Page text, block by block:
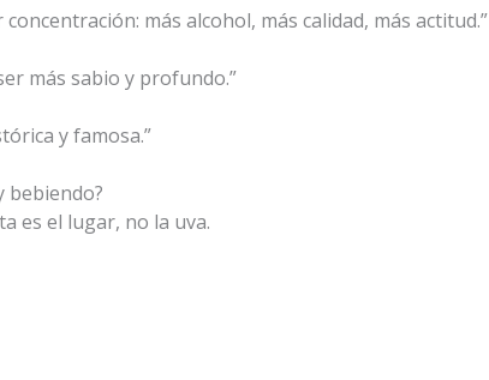
más alcohol, más calidad, más actitud.”
más sabio y profundo.”
y famosa.”
bebiendo?
es el lugar, no la uva.